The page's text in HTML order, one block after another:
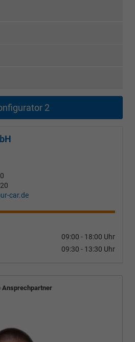
2
car.de
09:00 - 18:00 Uhr
09:30 - 13:30 Uhr
Ansprechpartner